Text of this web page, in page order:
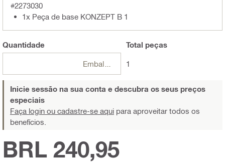
#2273030
1x Peça de base KONZEPT B 1
Quantidade
Embalagens
Total peças
1
Inicie sessão na sua conta e descubra os seus preços
especiais
Faça login ou cadastre-se aqui para aproveitar todos os
benefícios.
BRL 240,95